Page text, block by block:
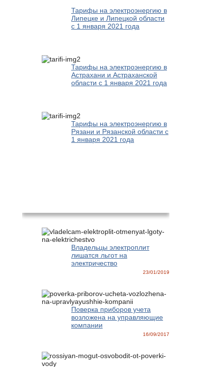
Тарифы на электроэнергию в
Липецке и Липецкой области
с 1 января 2021 года
Тарифы на электроэнергию в
Астрахани и Астраханской
области с 1 января 2021 года
Тарифы на электроэнергию в
Рязани и Рязанской области с
1 января 2021 года
Владельцы электроплит
лишатся льгот на
электричество
23/01/2019
Поверка приборов учета
возложена на управляющие
компании
16/09/2017